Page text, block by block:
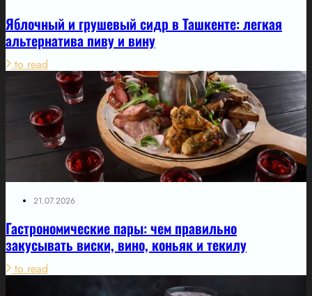
Яблочный и грушевый сидр в Ташкенте: легкая
альтернатива пиву и вину
to read
21.07.2026
Гастрономические пары: чем правильно
закусывать виски, вино, коньяк и текилу
to read